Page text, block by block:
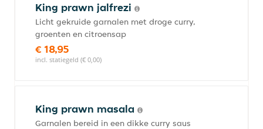
King prawn jalfrezi
Licht gekruide garnalen met droge curry,
groenten en citroensap
€ 18,95
incl. statiegeld (€ 0,00)
King prawn masala
Garnalen bereid in een dikke curry saus